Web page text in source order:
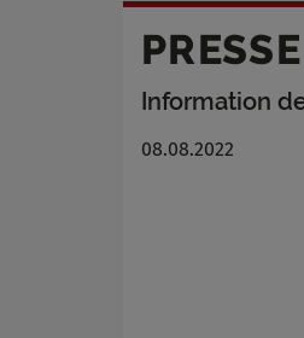
PRESSE
Information
08.08.2022